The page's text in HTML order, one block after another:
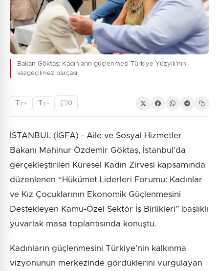
Bakan Göktaş: Kadınların güçlenmesi Türkiye Yüzyılı'nın
vazgeçilmez parçası
TT+ TT - 0
İSTANBUL (İGFA) - Aile ve Sosyal Hizmetler
Bakanı Mahinur Özdemir Göktaş, İstanbul’da
gerçekleştirilen Küresel Kadın Zirvesi kapsamında
düzenlenen “Hükümet Liderleri Forumu: Kadınlar
ve Kız Çocuklarının Ekonomik Güçlenmesini
Destekleyen Kamu-Özel Sektör İş Birlikleri” başlıklı
yuvarlak masa toplantısında konuştu.
Kadınların güçlenmesini Türkiye’nin kalkınma
vizyonunun merkezinde gördüklerini vurgulayan